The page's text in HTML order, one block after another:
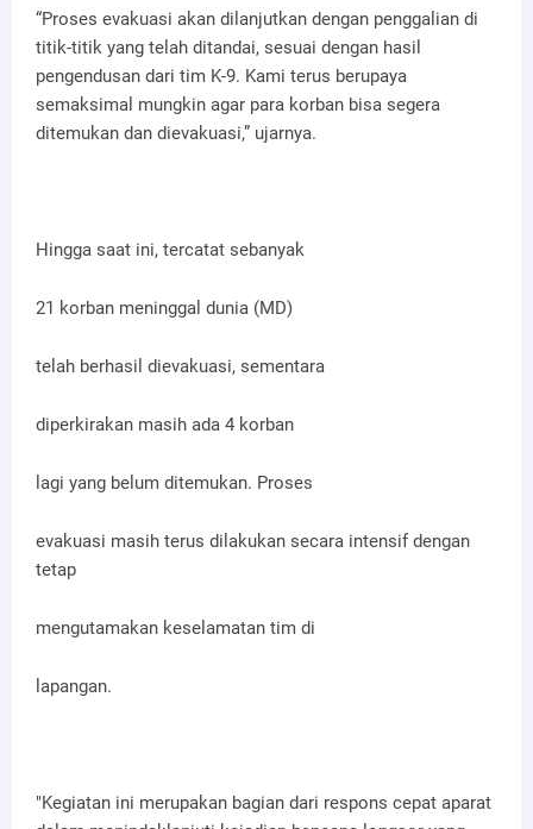
“Proses evakuasi akan dilanjutkan dengan penggalian di
titik-titik yang telah ditandai, sesuai dengan hasil
pengendusan dari tim K-9. Kami terus berupaya
semaksimal mungkin agar para korban bisa segera
ditemukan dan dievakuasi,” ujarnya.
Hingga saat ini, tercatat sebanyak
21 korban meninggal dunia (MD)
telah berhasil dievakuasi, sementara
diperkirakan masih ada 4 korban
lagi yang belum ditemukan. Proses
evakuasi masih terus dilakukan secara intensif dengan
tetap
mengutamakan keselamatan tim di
lapangan.
"Kegiatan ini merupakan bagian dari respons cepat aparat